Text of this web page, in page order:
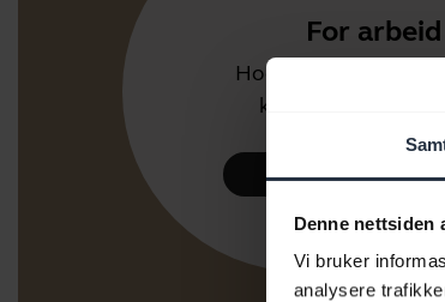
Denne nettsiden
Vi bruker
analysere
For arbeid
Hodesett og
kontor eller call
Ta en kikk